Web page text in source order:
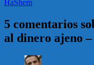
HaShem
5 comentarios
al dinero ajeno